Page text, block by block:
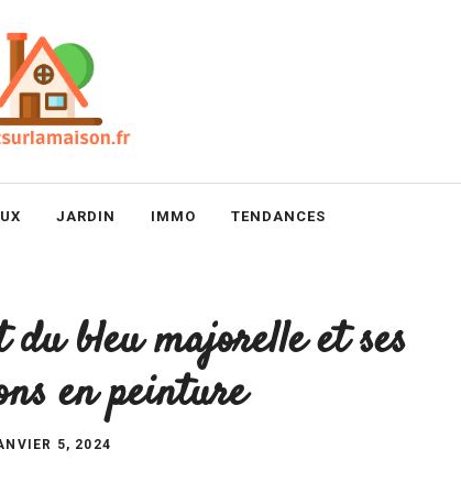
JARDIN IMMO TENDANCES
du bleu majorelle et ses
en peinture
5, 2024